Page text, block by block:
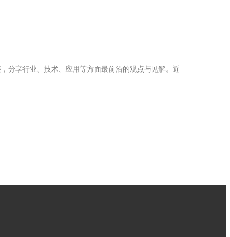
分享行业、技术、应用等方面最前沿的观点与见解。近